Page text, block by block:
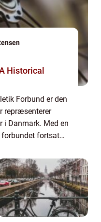
Historical
Forbund er den
repræsenterer
i Danmark. Med en
fortsat